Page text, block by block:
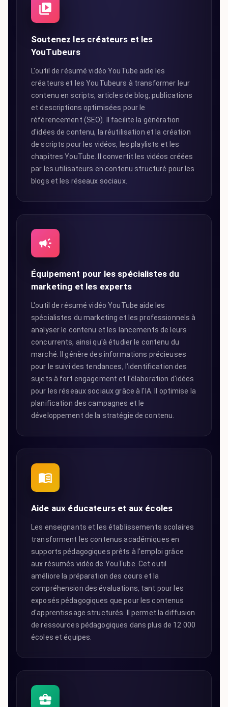
Soutenez les créateurs et les
YouTubeurs
L'outil de résumé vidéo YouTube aide les
créateurs et les YouTubeurs à transformer leur
contenu en scripts, articles de blog, publications
et descriptions optimisées pour le
référencement (SEO). Il facilite la génération
d'idées de contenu, la réutilisation et la création
de scripts pour les vidéos, les playlists et les
chapitres YouTube. Il convertit les vidéos créées
par les utilisateurs en contenu structuré pour les
blogs et les réseaux sociaux.
Équipement pour les spécialistes du
marketing et les experts
L'outil de résumé vidéo YouTube aide les
spécialistes du marketing et les professionnels à
analyser le contenu et les lancements de leurs
concurrents, ainsi qu'à étudier le contenu du
marché. Il génère des informations précieuses
pour le suivi des tendances, l'identification des
sujets à fort engagement et l'élaboration d'idées
pour les réseaux sociaux grâce à l'IA. Il optimise la
planification des campagnes et le
développement de la stratégie de contenu.
Aide aux éducateurs et aux écoles
Les enseignants et les établissements scolaires
transforment les contenus académiques en
supports pédagogiques prêts à l'emploi grâce
aux résumés vidéo de YouTube. Cet outil
améliore la préparation des cours et la
compréhension des évaluations, tant pour les
exposés pédagogiques que pour les contenus
d'apprentissage structurés. Il permet la diffusion
de ressources pédagogiques dans plus de 12 000
écoles et équipes.